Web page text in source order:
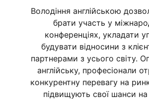
Володіння англійською
брати участь у
конференціях, укладати
будувати відносини з
партнерами з усього світу.
англійську, професіонали
конкурентну перевагу на
підвищують свої шанси на